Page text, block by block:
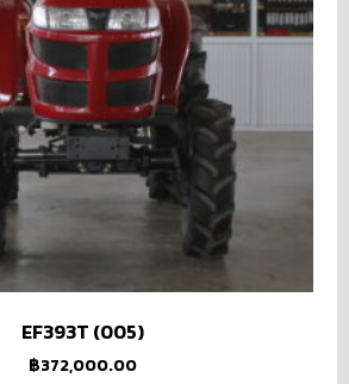
EF393T (005)
฿372,000.00